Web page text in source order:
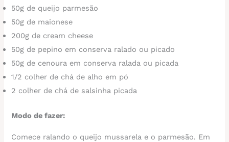
50g de queijo parmesão
50g de maionese
200g de cream cheese
50g de pepino em conserva ralado ou picado
50g de cenoura em conserva ralada ou picada
1/2 colher de chá de alho em pó
2 colher de chá de salsinha picada
Modo de fazer:
Comece ralando o queijo mussarela e o parmesão. Em